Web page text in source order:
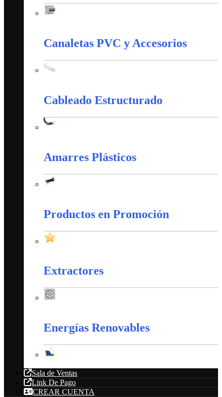
Canaletas PVC y Accesorios
Cableado Estructurado
Amarres Plásticos
Productos en Promoción
Extractores
Energías Renovables
Sala de Ventas
Link De Pago
CREAR CUENTA